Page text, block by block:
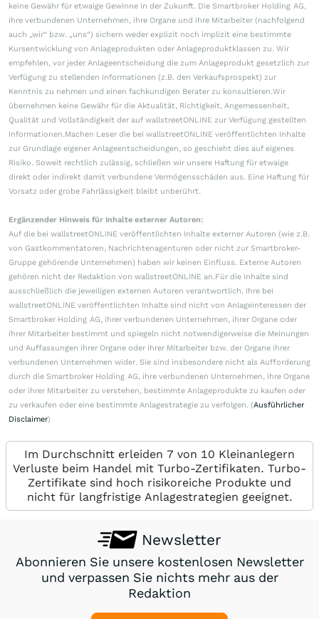
keine Gewähr für etwaige Gewinne in der Zukunft. Die Smartbroker Holding AG,
ihre verbundenen Unternehmen, ihre Organe und ihre Mitarbeiter (nachfolgend
auch „wir“ bzw. „uns“) sichern weder explizit noch implizit eine bestimmte
Kursentwicklung von Anlageprodukten oder Anlageproduktklassen zu. Wir
empfehlen, vor jeder Anlageentscheidung die zum Anlageprodukt gesetzlich zur
Verfügung zu stellenden Informationen (z.B. den Verkaufsprospekt) zur
Kenntnis zu nehmen und einen fachkundigen Berater zu konsultieren.Wir
übernehmen keine Gewähr für die Aktualität, Richtigkeit, Angemessenheit,
Qualität und Vollständigkeit der auf wallstreetONLINE zur Verfügung gestellten
Informationen.Machen Leser die bei wallstreetONLINE veröffentlichten Inhalte
zur Grundlage eigener Anlageentscheidungen, so geschieht dies auf eigenes
Risiko. Soweit rechtlich zulässig, schließen wir unsere Haftung für etwaige
direkt oder indirekt damit verbundene Vermögensschäden aus. Eine Haftung für
Vorsatz oder grobe Fahrlässigkeit bleibt unberührt.
Ergänzender Hinweis für Inhalte externer Autoren:
Auf die bei wallstreetONLINE veröffentlichten Inhalte externer Autoren (wie z.B.
von Gastkommentatoren, Nachrichtenagenturen oder nicht zur Smartbroker-
Gruppe gehörende Unternehmen) haben wir keinen Einfluss. Externe Autoren
gehören nicht der Redaktion von wallstreetONLINE an.Für die Inhalte sind
ausschließlich die jeweiligen externen Autoren verantwortlich. Ihre bei
wallstreetONLINE veröffentlichten Inhalte sind nicht von Anlageinteressen der
Smartbroker Holding AG, ihrer verbundenen Unternehmen, ihrer Organe oder
ihrer Mitarbeiter bestimmt und spiegeln nicht notwendigerweise die Meinungen
und Auffassungen ihrer Organe oder ihrer Mitarbeiter bzw. der Organe ihrer
verbundenen Unternehmen wider. Sie sind insbesondere nicht als Aufforderung
durch die Smartbroker Holding AG, ihre verbundenen Unternehmen, ihre Organe
oder ihrer Mitarbeiter zu verstehen, bestimmte Anlageprodukte zu kaufen oder
zu verkaufen oder eine bestimmte Anlagestrategie zu verfolgen. (Ausführlicher
Disclaimer)
Im Durchschnitt erleiden 7 von 10 Kleinanlegern
Verluste beim Handel mit Turbo-Zertifikaten. Turbo-
Zertifikate sind hoch risikoreiche Produkte und
nicht für langfristige Anlagestrategien geeignet.
Newsletter
Abonnieren Sie unsere kostenlosen Newsletter
und verpassen Sie nichts mehr aus der
Redaktion